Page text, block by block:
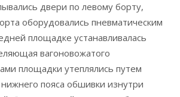
двери по левому борту,
оборудовались пневматическим
площадке устанавливалась
вагоновожатого
площадки утеплялись путем
пояса обшивки изнутри